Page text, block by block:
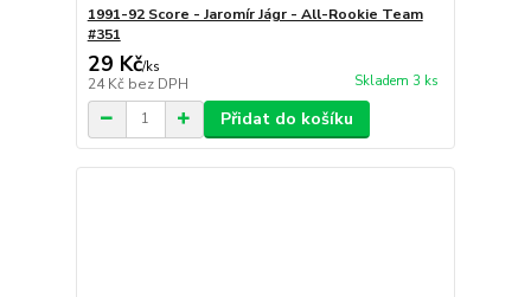
1991-92 Score - Jaromír Jágr - All-Rookie Team
#351
29 Kč/ks
24 Kč bez DPH Skladem 3 ks
Přidat do košíku